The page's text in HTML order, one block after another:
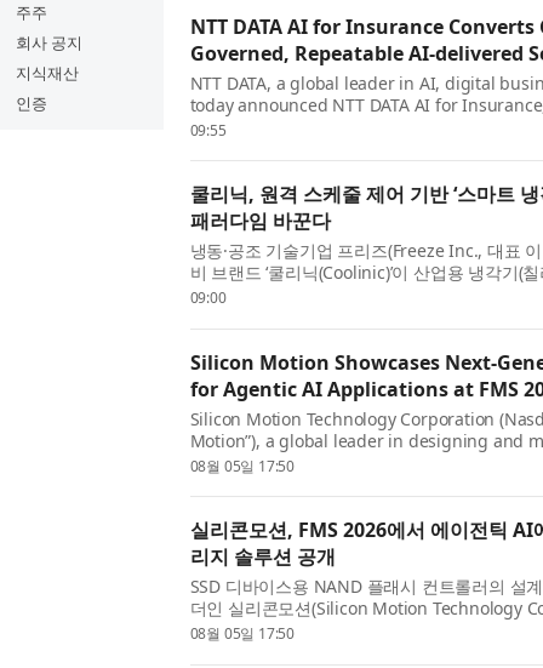
주주
회사 공지
지식재산
인증
NTT DATA AI for Insurance
Governed, Repeatable AI-delivered
NTT DATA, a global leader in AI, digital
today announced NTT DATA AI for
that converts complex core insurance
09:55
쿨리닉, 원격 스케줄 제어 기반 ‘스마트
패러다임 바꾼다
냉동·공조 기술기업 프리즈(Freeze Inc., 대표
비 브랜드 ‘쿨리닉(Coolinic)’이 산업용 냉각기(
인하고, 요일과 시간대에 따라 원격으로 자동 운
09:00
Silicon Motion Showcases Next-
for Agentic AI Applications at FMS
Silicon Motion Technology Corporation
Motion”), a global leader in designing and
controllers for solid-state storage devices,
08월 05일 17:50
실리콘모션, FMS 2026에서 에이전틱 AI
리지 솔루션 공개
SSD 디바이스용 NAND 플래시 컨트롤러의 설
더인 실리콘모션(Silicon Motion Technology
(이하 실리콘모션)은 미국 캘리포니아 산타클
08월 05일 17:50